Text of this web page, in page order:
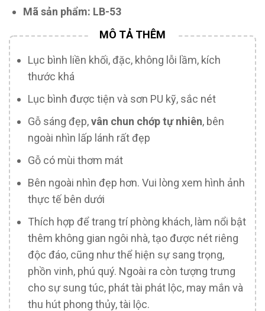
Mã sản phẩm: LB-53
Lục bình liền khối, đặc, không lỗi lầm, kích
thước khá
Lục bình được tiện và sơn PU kỹ, sắc nét
Gỗ sáng đẹp,vân chun chớp tự nhiên, bên
ngoài nhìn lấp lánh rất đẹp
Gỗ có mùi thơm mát
Bên ngoài nhìn đẹp hơn. Vui lòng xem hình ảnh
thực tế bên dưới
Thích hợp để trang trí phòng khách, làm nổi bật
thêm không gian ngôi nhà, tạo được nét riêng
độc đáo, cũng như thể hiện sự sang trọng,
phồn vinh, phú quý. Ngoài ra còn tượng trưng
cho sự sung túc, phát tài phát lộc, may mắn và
thu hút phong thủy, tài lộc.